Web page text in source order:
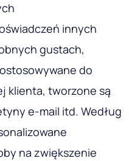
innych
gustach,
do
klienta, tworzone są
e-mail itd. Według
na zwiększenie